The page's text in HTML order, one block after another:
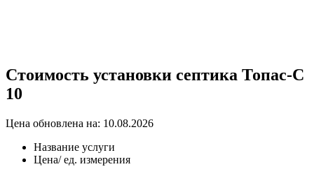
Стоимость установки септика Топас-С
10
Цена обновлена на: 10.08.2026
Название услуги
Цена/ ед. измерения